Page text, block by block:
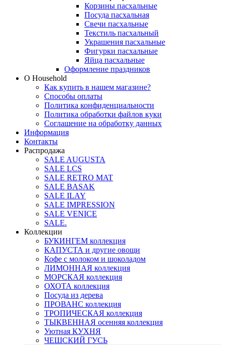
Корзины пасхальные
Посуда пасхальная
Свечи пасхальные
Текстиль пасхальный
Украшения пасхальные
Фигурки пасхальные
Яйца пасхальные
Оформление праздников
О Household
Как купить в нашем магазине?
Способы оплаты
Политика конфиденциальности
Политика обработки файлов куки
Соглашение на обработку данных
Информация
Контакты
Распродажа
SALE AUGUSTA
SALE LCS
SALE RETRO MAT
SALE BASAK
SALE ILAY
SALE IMPRESSION
SALE VENICE
SALE.
Коллекции
БУКИНГЕМ коллекция
КАПУСТА и другие овощи
Кофе с молоком и шоколадом
ЛИМОННАЯ коллекция
МОРСКАЯ коллекция
ОХОТА коллекция
Посуда из дерева
ПРОВАНС коллекция
ТРОПИЧЕСКАЯ коллекция
ТЫКВЕННАЯ осенняя коллекция
Уютная КУХНЯ
ЧЕШСКИЙ ГУСЬ